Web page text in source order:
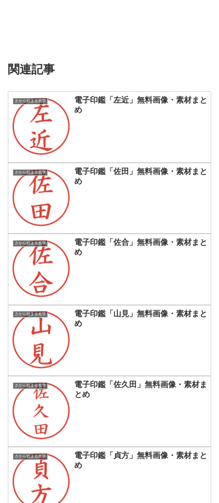
関連記事
さから始まる名字
電子印鑑「左近」無料画像・素材まと
め
さから始まる名字
電子印鑑「佐田」無料画像・素材まと
め
さから始まる名字
電子印鑑「佐合」無料画像・素材まと
め
さから始まる名字
電子印鑑「山見」無料画像・素材まと
め
さから始まる名字
電子印鑑「佐久田」無料画像・素材ま
とめ
さから始まる名字
電子印鑑「貞方」無料画像・素材まと
め